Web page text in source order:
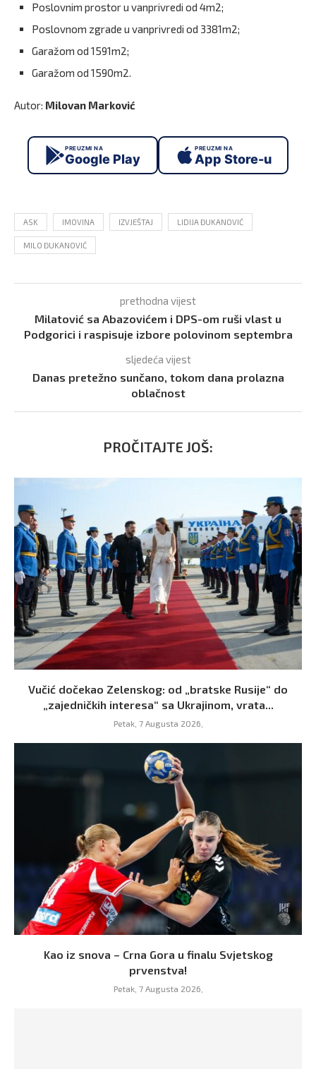
Poslovnim prostor u vanprivredi od 4m2;
Poslovnom zgrade u vanprivredi od 3381m2;
Garažom od 1591m2;
Garažom od 1590m2.
Autor: Milovan Marković
PREUZMI NA
Google Play
PREUZMI NA
App Store-u
ASK IMOVINA IZVJEŠTAJ LIDIJA ĐUKANOVIĆ
MILO ĐUKANOVIĆ
prethodna vijest
Milatović sa Abazovićem i DPS-om ruši vlast u
Podgorici i raspisuje izbore polovinom septembra
sljedeća vijest
Danas pretežno sunčano, tokom dana prolazna
oblačnost
PROČITAJTE JOŠ:
Vučić dočekao Zelenskog: od „bratske Rusije“ do
„zajedničkih interesa“ sa Ukrajinom, vrata...
Petak, 7 Augusta 2026,
Kao iz snova – Crna Gora u finalu Svjetskog
prvenstva!
Petak, 7 Augusta 2026,